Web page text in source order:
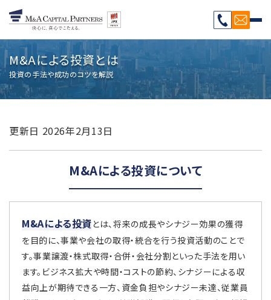
M&Aによる投資とは
投資の手法や成功のコツを解説
更新日 2026年2月13日
M&Aによる投資について
M&Aによる投資とは、将来の成長やシナジー効果の獲得
を目的に、事業や会社の取得・統合を行う投資活動のことで
す。事業譲渡・株式取得・合併・会社分割といった手法を用い
ます。ビジネス拡大や時間・コストの節約、シナジーによる収
益向上が期待できる一方、資金負担やシナジー未達、従業員